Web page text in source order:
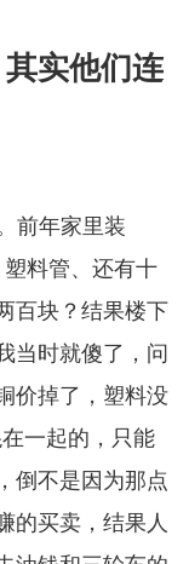
实他们连
前年家里装
料管、还有十
百块？结果楼下
当时就傻了，问
价掉了，塑料没
一起的，只能
倒不是因为那点
的买卖，结果人